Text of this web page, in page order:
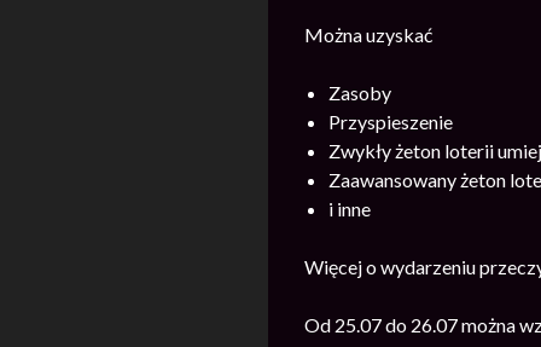
Można uzyskać
Zasoby
Przyspieszenie
Zwykły żeton loterii
Zaawansowany żeton
i inne
Więcej o wydarzeniu
Od 25.07 do 26.07 można